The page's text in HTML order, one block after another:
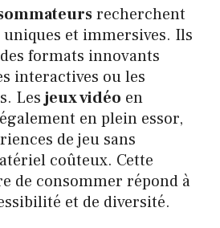
recherchent
uniques et immersives. Ils
formats innovants
interactives ou les
Lesjeux vidéo en
en plein essor,
de jeu sans
coûteux. Cette
de consommer répond à
et de diversité.